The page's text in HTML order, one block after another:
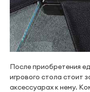
После приобретения
игрового стола стоит
аксессуарах к нему.